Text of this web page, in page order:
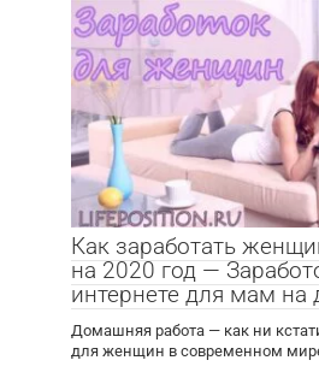
Как заработать
на 2020 год —
интернете для мам на
Домашняя работа — как ни
для женщин в современном